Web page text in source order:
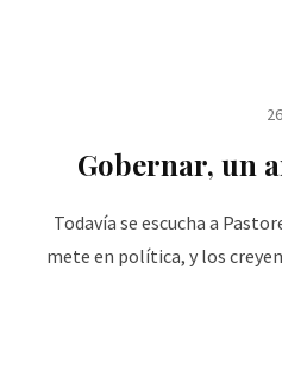
Gobernar, un
Todavía se escucha a
mete en política, y los